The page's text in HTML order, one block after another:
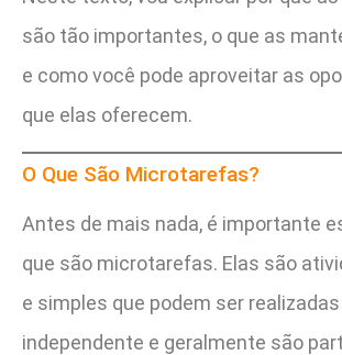
são tão importantes, o que as
e como você pode aproveitar as
que elas oferecem.
O Que São Microtarefas?
Antes de mais nada, é importante
que são microtarefas. Elas são
e simples que podem ser
independente e geralmente são